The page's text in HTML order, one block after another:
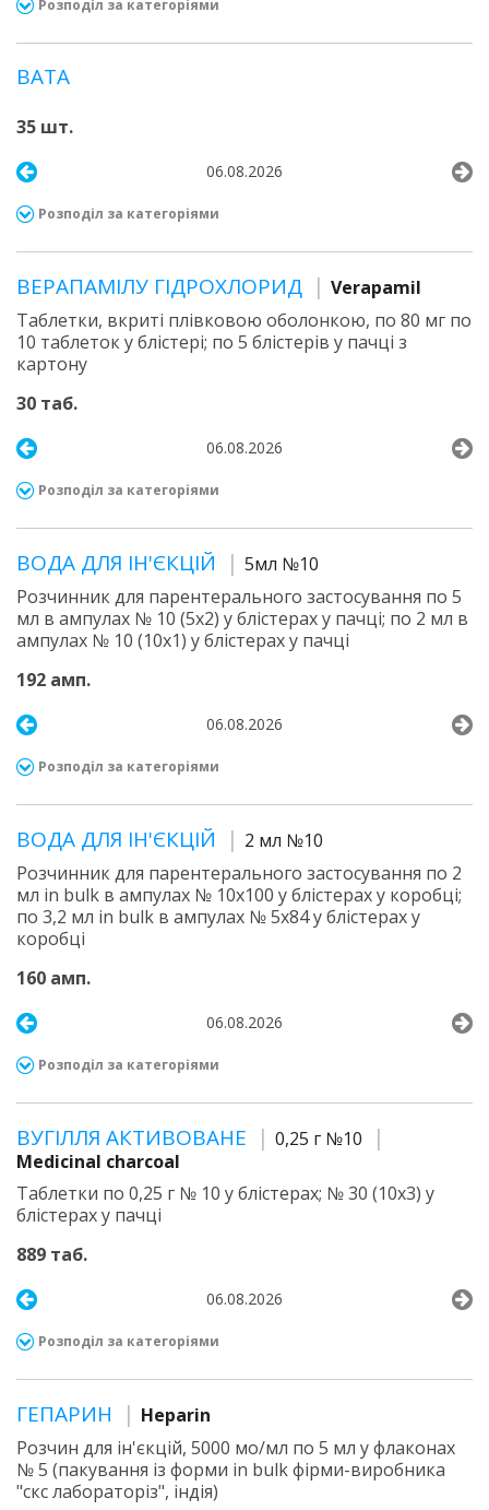
Розподіл за категоріями
ВАТА
35 шт.
06.08.2026
Розподіл за категоріями
ВЕРАПАМІЛУ ГІДРОХЛОРИД
Verapamil
Таблетки, вкриті плівковою оболонкою, по 80 мг по
10 таблеток у блістері; по 5 блістерів у пачці з
картону
30 таб.
06.08.2026
Розподіл за категоріями
ВОДА ДЛЯ ІН'ЄКЦІЙ
5мл №10
Розчинник для парентерального застосування по 5
мл в ампулах № 10 (5х2) у блістерах у пачці; по 2 мл в
ампулах № 10 (10х1) у блістерах у пачці
192 амп.
06.08.2026
Розподіл за категоріями
ВОДА ДЛЯ ІН'ЄКЦІЙ
2 мл №10
Розчинник для парентерального застосування по 2
мл in bulk в ампулах № 10х100 у блістерах у коробці;
по 3,2 мл in bulk в ампулах № 5х84 у блістерах у
коробці
160 амп.
06.08.2026
Розподіл за категоріями
ВУГІЛЛЯ АКТИВОВАНЕ
0,25 г №10
Medicinal charcoal
Таблетки по 0,25 г № 10 у блістерах; № 30 (10х3) у
блістерах у пачці
889 таб.
06.08.2026
Розподіл за категоріями
ГЕПАРИН
Heparin
Розчин для ін'єкцій, 5000 мо/мл по 5 мл у флаконах
№ 5 (пакування із форми in bulk фірми-виробника
"скс лабораторіз", індія)